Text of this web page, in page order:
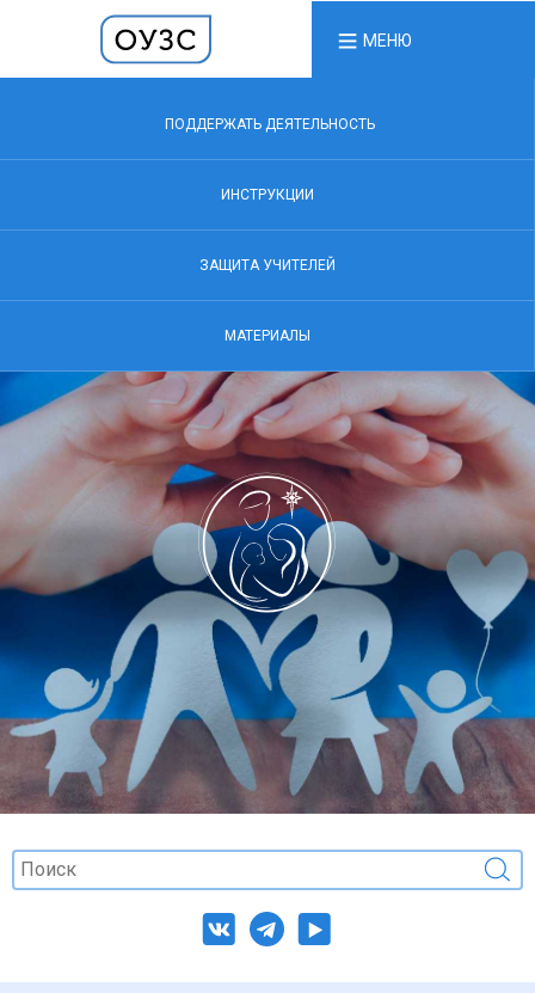
МЕНЮ
ПОДДЕРЖАТЬ ДЕЯТЕЛЬНОСТЬ
ИНСТРУКЦИИ
ЗАЩИТА УЧИТЕЛЕЙ
МАТЕРИАЛЫ